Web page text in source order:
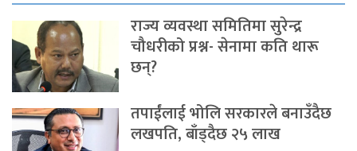
राज्य व्यवस्था समितिमा सुरेन्द्र
चौधरीको प्रश्न- सेनामा कति थारू
छन्?
तपाईंलाई भोलि सरकारले बनाउँदैछ
लखपति, बाँड्दैछ २५ लाख